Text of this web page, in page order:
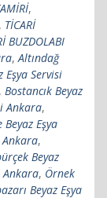
,
TİCARİ
BUZDOLABI
,Altındağ
Eşya Servisi
Bostancık Beyaz
Ankara,
Eşya
Ankara,
Beyaz
Ankara, Örnek
Beyaz Eşya